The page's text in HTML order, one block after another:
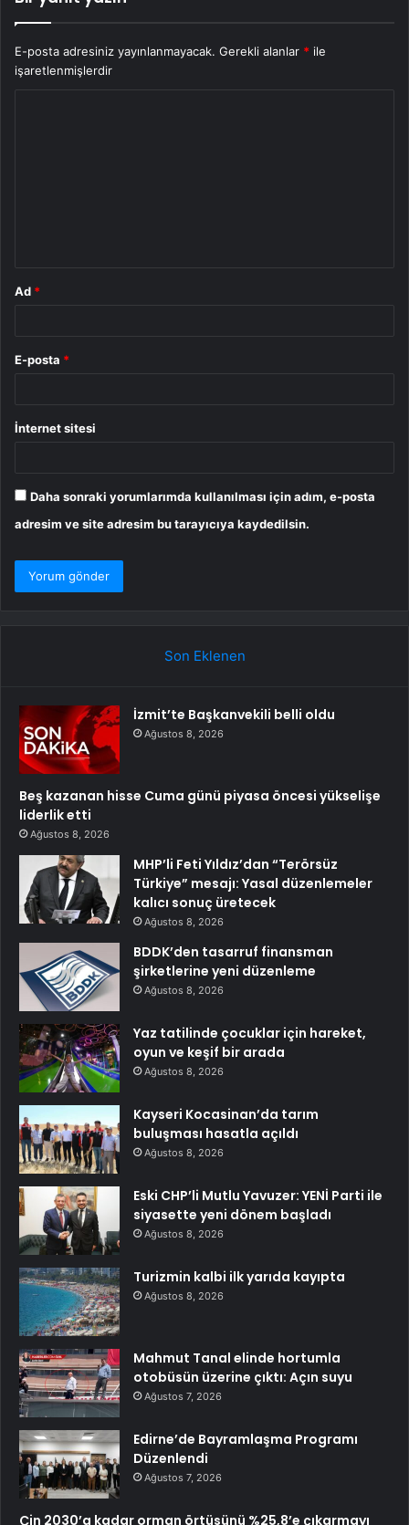
E-posta adresiniz yayınlanmayacak. Gerekli alanlar * ile
işaretlenmişlerdir
Ad *
E-posta *
İnternet sitesi
Daha sonraki yorumlarımda kullanılması için adım, e-posta
adresim ve site adresim bu tarayıcıya kaydedilsin.
Son Eklenen
İzmit’te Başkanvekili belli oldu
Ağustos 8, 2026
Beş kazanan hisse Cuma günü piyasa öncesi yükselişe
liderlik etti
Ağustos 8, 2026
MHP’li Feti Yıldız’dan “Terörsüz
Türkiye” mesajı: Yasal düzenlemeler
kalıcı sonuç üretecek
Ağustos 8, 2026
BDDK’den tasarruf finansman
şirketlerine yeni düzenleme
Ağustos 8, 2026
Yaz tatilinde çocuklar için hareket,
oyun ve keşif bir arada
Ağustos 8, 2026
Kayseri Kocasinan’da tarım
buluşması hasatla açıldı
Ağustos 8, 2026
Eski CHP’li Mutlu Yavuzer: YENİ Parti ile
siyasette yeni dönem başladı
Ağustos 8, 2026
Turizmin kalbi ilk yarıda kayıpta
Ağustos 8, 2026
Mahmut Tanal elinde hortumla
otobüsün üzerine çıktı: Açın suyu
Ağustos 7, 2026
Edirne’de Bayramlaşma Programı
Düzenlendi
Ağustos 7, 2026
Çin 2030’a kadar orman örtüsünü %25,8’e çıkarmayı